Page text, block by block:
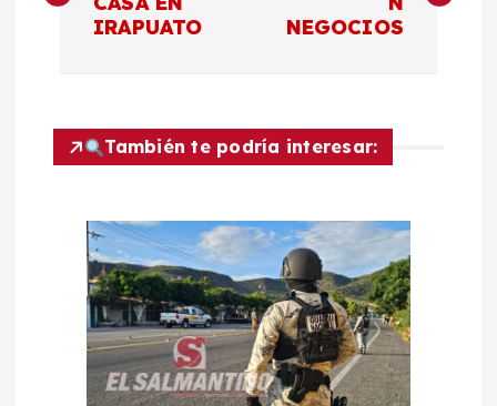
g
IRAPUATO
NEGOCIOS
También te podría interesar: